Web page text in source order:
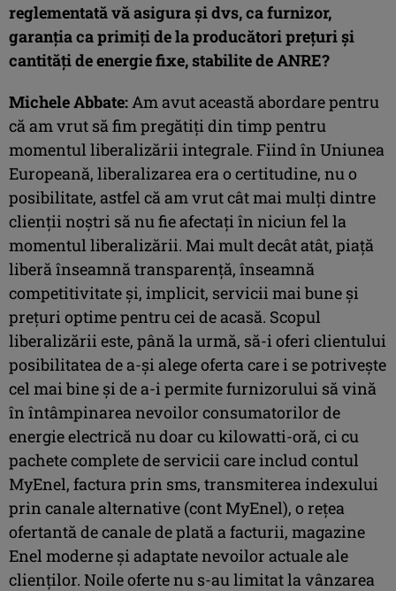
reglementată vă asigura și dvs, ca furnizor,
garanția ca primiți de la producători prețuri și
cantități de energie fixe, stabilite de ANRE?
Michele Abbate:Am avut această abordare pentru
că am vrut să fim pregătiți din timp pentru
momentul liberalizării integrale. Fiind în Uniunea
Europeană, liberalizarea era o certitudine, nu o
posibilitate, astfel că am vrut cât mai mulți dintre
clienții noștri să nu fie afectați în niciun fel la
momentul liberalizării. Mai mult decât atât, piață
liberă înseamnă transparență, înseamnă
competitivitate și, implicit, servicii mai bune și
prețuri optime pentru cei de acasă. Scopul
liberalizării este, până la urmă, să-i oferi clientului
posibilitatea de a-și alege oferta care i se potrivește
cel mai bine și de a-i permite furnizorului să vină
în întâmpinarea nevoilor consumatorilor de
energie electrică nu doar cu kilowatti-oră, ci cu
pachete complete de servicii care includ contul
MyEnel, factura prin sms, transmiterea indexului
prin canale alternative (cont MyEnel), o rețea
ofertantă de canale de plată a facturii, magazine
Enel moderne și adaptate nevoilor actuale ale
clienților. Noile oferte nu s-au limitat la vânzarea